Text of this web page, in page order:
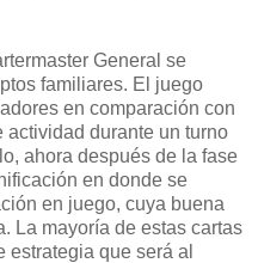
General se
familiares. El juego
en comparación con
actividad durante un turno
ahora después de la fase
en donde se
en juego, cuya buena
La mayoría de estas cartas
estrategia que será al